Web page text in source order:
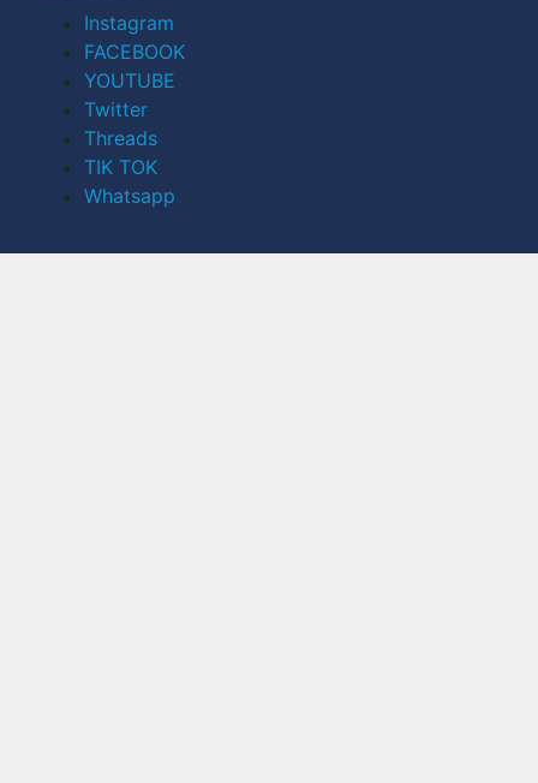
Instagram
FACEBOOK
YOUTUBE
Twitter
Threads
TIK TOK
Whatsapp